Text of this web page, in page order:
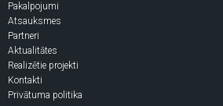
Pakalpojumi
Atsauksmes
Partneri
Aktualitātes
Realizētie projekti
Kontakti
Privātuma politika